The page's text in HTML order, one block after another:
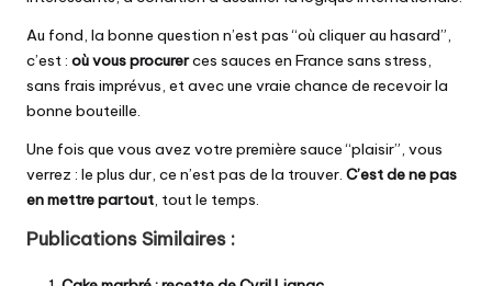
Au fond, la bonne question n’est pas “où cliquer au hasard”,
c’est : où vous procurerces sauces en France sans stress,
sans frais imprévus, et avec une vraie chance de recevoir la
bonne bouteille.
Une fois que vous avez votre première sauce “plaisir”, vous
verrez : le plus dur, ce n’est pas de la trouver. C’est de ne pas
en mettre partout, tout le temps.
Publications Similaires :